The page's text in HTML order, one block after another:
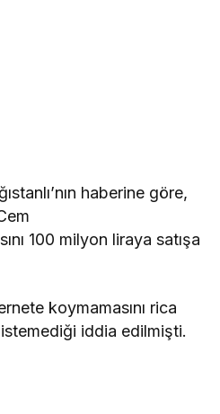
haberine göre,
100 milyon liraya satışa
koymamasını rica
iddia edilmişti.